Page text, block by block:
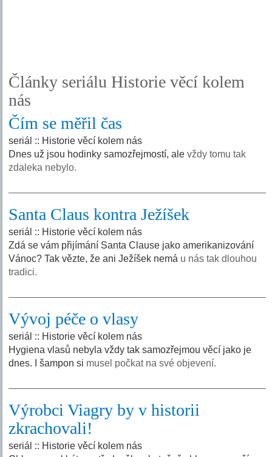
Články seriálu Historie věcí kolem
nás
Čím se měřil čas
seriál :: Historie věcí kolem nás
Dnes už jsou hodinky samozřejmostí, alevždy tomu tak
zdaleka nebylo.
Santa Claus kontra Ježíšek
seriál :: Historie věcí kolem nás
Zdá se vám přijímání Santa Clause jako amerikanizování
Vánoc? Tak vězte, že ani Ježíšek nemá u nás tak dlouhou
tradici.
Vývoj péče o vlasy
seriál :: Historie věcí kolem nás
Hygiena vlasů nebyla vždy tak samozřejmou věcí jako je
dnes. I šampon si musel počkat na své objevení.
Výrobci Viagry by v historii
zkrachovali!
seriál :: Historie věcí kolem nás